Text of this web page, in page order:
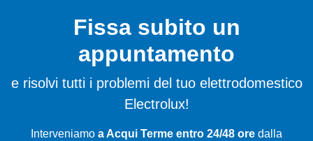
Fissa subito un
appuntamento
e risolvi tutti i problemi del tuo elettrodomestico
Electrolux!
Interveniamo a Acqui Terme entro 24/48 ore dalla